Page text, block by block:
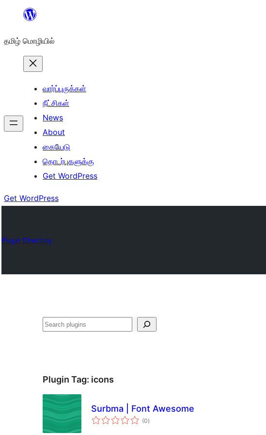
உள்ளடக்கத்திற்கு
தமிழ் மொழியில்
வார்ப்புருக்கள்
நீட்சிகள்
News
About
கையேடு
தொடர்புகளுக்கு
Get WordPress
Get WordPress
Plugin Directory
தேடுக
Plugin Tag: icons
Surbma | Font Awesome
(0total
ratings
)